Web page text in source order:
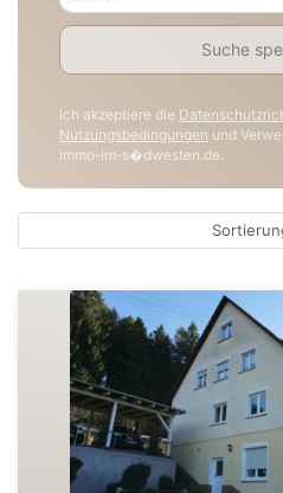
Suche
Ich akzeptiere die
Nutzungsbedingungen und
immo-im-s�dwesten.de.